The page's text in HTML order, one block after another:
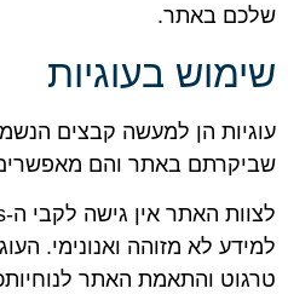
שלכם באתר.
שימוש בעוגיות
עוגיות הן למעשה קבצים
שביקרתם באתר והם
למידע לא מזוהה ואנונימי.
טרגוט והתאמת האתר